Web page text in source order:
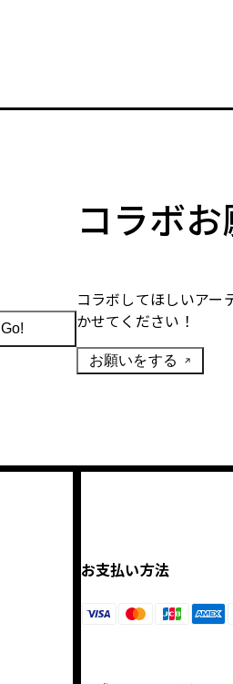
Go!
コラボ
コラボしてほしいアー
かせてください！
お願いをする
お支払い方法